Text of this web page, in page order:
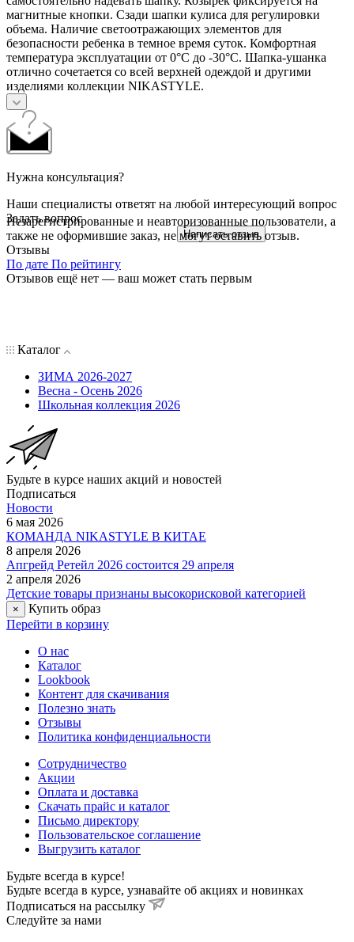
магнитные кнопки. Сзади шапки кулиса для регулировки
объема. Наличие светоотражающих элементов для
безопасности ребенка в темное время суток. Комфортная
температура эксплуатации от 0°С до -30°С. Шапка-ушанка
отлично сочетается со всей верхней одеждой и другими
изделиями коллекции NIKASTYLE.
Нужна консультация?
Наши специалисты ответят на любой интересующий вопрос
Задать вопрос
Написать отзыв
Незарегистрированные и неавторизованные пользователи, а
также не оформившие заказ, не могут оставить отзыв.
Отзывы
По дате По рейтингу
Отзывов ещё нет — ваш может стать первым
Каталог
ЗИМА 2026-2027
Весна - Осень 2026
Школьная коллекция 2026
Будьте в курсе наших акций и новостей
Подписаться
Новости
6 мая 2026
КОМАНДА NIKASTYLE В КИТАЕ
8 апреля 2026
Апгрейд Ретейл 2026 состоится 29 апреля
2 апреля 2026
Детские товары признаны высокорисковой категорией
×
Купить образ
Перейти в корзину
О нас
Каталог
Lookbook
Контент для скачивания
Полезно знать
Отзывы
Политика конфиденциальности
Сотрудничество
Акции
Оплата и доставка
Скачать прайс и каталог
Письмо директору
Пользовательское соглашение
Выгрузить каталог
Будьте всегда в курсе!
Будьте всегда в курсе, узнавайте об акциях и новинках
Подписаться на рассылку
Cледуйте за нами